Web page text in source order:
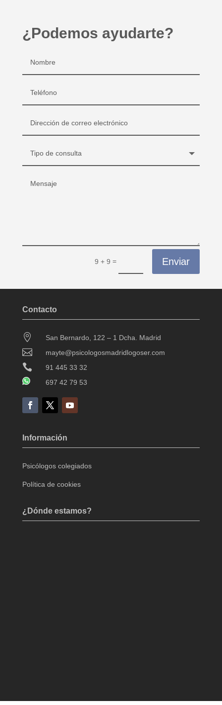
¿Podemos ayudarte?
9 + 9 = Enviar
Contacto
 San Bernardo, 122 – 1 Dcha. Madrid
 mayte@psicologosmadridlogoser.com

91 445 33 32
697 42 79 53
Información
Psicólogos colegiados
Política de cookies
¿Dónde estamos?